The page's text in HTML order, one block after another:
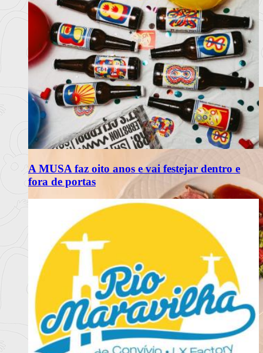
A MUSA faz oito anos e vai festejar dentro e
fora de portas
Omakase Wa celebra a tradição do
Edomae Sushi em Lisboa
Restaurante com recomendação do Guia Michelin propõe
experiência intimis
Ler mais+